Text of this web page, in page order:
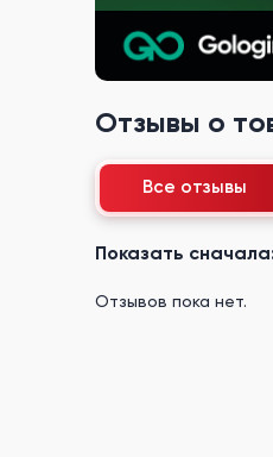
Отзывы о
Все отзывы
Показать
Отзывов пока нет.